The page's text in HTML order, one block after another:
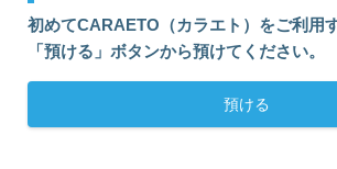
トップ
カラエトとは
ご利用料金
初めてCARAETO（カラエト）をご利用
「預ける」ボタンから預けてください。
預ける